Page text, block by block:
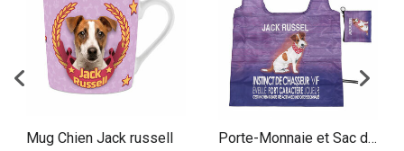
Mug Chien Jack russell
Porte-Monnaie et Sac de